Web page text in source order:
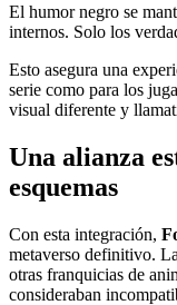
El humor negro se
internos. Solo los
Esto asegura una
serie como para los
visual diferente y
Una alianza
esquemas
Con esta integración,
metaverso definitivo.
otras franquicias de
consideraban